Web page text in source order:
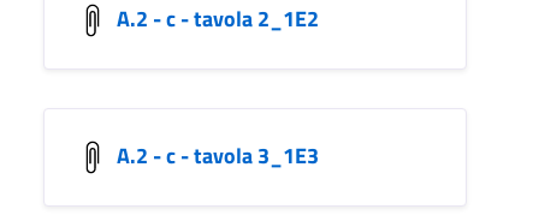
A.2 - c - tavola 2_1E2
A.2 - c - tavola 3_1E3